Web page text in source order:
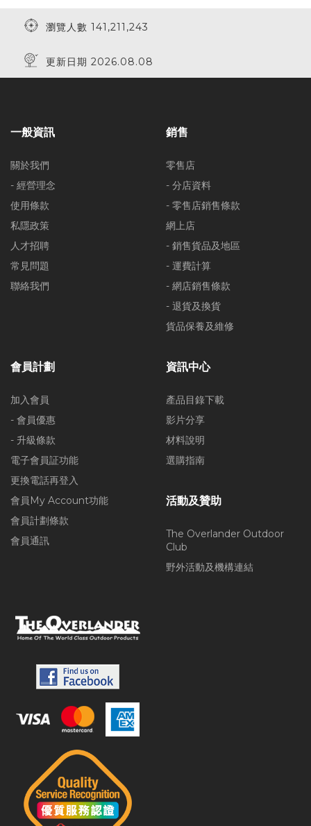
瀏覽人數 141,211,243
更新日期 2026.08.08
一般資訊
關於我們
- 經營理念
使用條款
私隱政策
人才招聘
常見問題
聯絡我們
銷售
零售店
- 分店資料
- 零售店銷售條款
網上店
- 銷售貨品及地區
- 運費計算
- 網店銷售條款
- 退貨及換貨
貨品保養及維修
會員計劃
加入會員
- 會員優惠
- 升級條款
電子會員証功能
更換電話再登入
會員My Account功能
會員計劃條款
會員通訊
資訊中心
產品目錄下載
影片分享
材料說明
選購指南
活動及贊助
The Overlander Outdoor
Club
野外活動及機構連結